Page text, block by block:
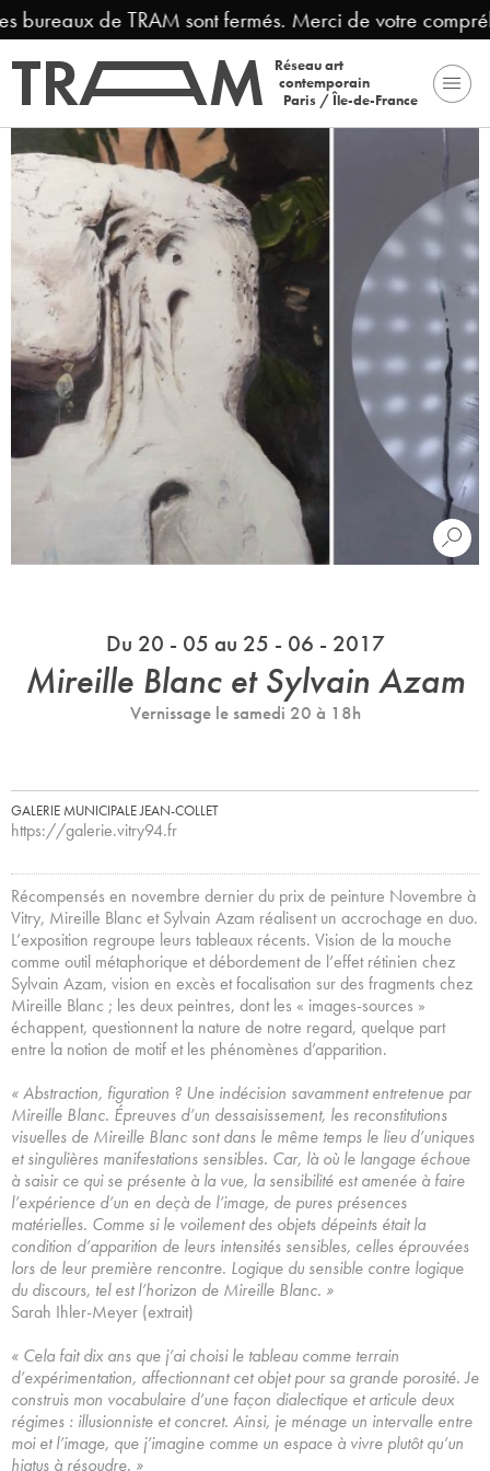
de TRAM sont fermés. Merci de votre
Réseau art
contemporain
Paris / Île-de-France
Du 20 - 05 au 25 - 06 - 2017
Mireille Blanc et Sylvain Azam
Vernissage le samedi 20 à 18h
GALERIE MUNICIPALE JEAN-COLLET
https://galerie.vitry94.fr
Récompensés en novembre dernier du prix de peinture Novembre à
Vitry, Mireille Blanc et Sylvain Azam réalisent un accrochage en duo.
L’exposition regroupe leurs tableaux récents. Vision de la mouche
comme outil métaphorique et débordement de l’effet rétinien chez
Sylvain Azam, vision en excès et focalisation sur des fragments chez
Mireille Blanc ; les deux peintres, dont les « images-sources »
échappent, questionnent la nature de notre regard, quelque part
entre la notion de motif et les phénomènes d’apparition.
« Abstraction, figuration ? Une indécision savamment entretenue par
Mireille Blanc. Épreuves d’un dessaisissement, les reconstitutions
visuelles de Mireille Blanc sont dans le même temps le lieu d’uniques
et singulières manifestations sensibles. Car, là où le langage échoue
à saisir ce qui se présente à la vue, la sensibilité est amenée à faire
l’expérience d’un en deçà de l’image, de pures présences
matérielles. Comme si le voilement des objets dépeints était la
condition d’apparition de leurs intensités sensibles, celles éprouvées
lors de leur première rencontre. Logique du sensible contre logique
du discours, tel est l’horizon de Mireille Blanc. »
Sarah Ihler-Meyer (extrait)
« Cela fait dix ans que j’ai choisi le tableau comme terrain
d’expérimentation, affectionnant cet objet pour sa grande porosité. Je
construis mon vocabulaire d’une façon dialectique et articule deux
régimes : illusionniste et concret. Ainsi, je ménage un intervalle entre
moi et l’image, que j’imagine comme un espace à vivre plutôt qu’un
hiatus à résoudre. »